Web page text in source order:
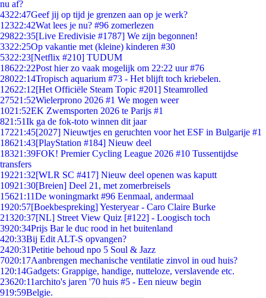
nu af?
4322:47Geef jij op tijd je grenzen aan op je werk?
12322:42Wat lees je nu? #96 zomerlezen
29822:35[Live Eredivisie #1787] We zijn begonnen!
3322:25Op vakantie met (kleine) kinderen #30
5322:23[Netflix #210] TUDUM
18622:22Post hier zo vaak mogelijk om 22:22 uur #76
28022:14Tropisch aquarium #73 - Het blijft toch kriebelen.
12622:12[Het Officiële Steam Topic #201] Steamrolled
27521:52Wielerprono 2026 #1 We mogen weer
1021:52EK Zwemsporten 2026 te Parijs #1
821:51Ik ga de fok-toto winnen dit jaar
17221:45[2027] Nieuwtjes en geruchten voor het ESF in Bulgarije #1
18621:43[PlayStation #184] Nieuw deel
18321:39FOK! Premier Cycling League 2026 #10 Tussentijdse
transfers
19221:32[WLR SC #417] Nieuw deel openen was kaputt
10921:30[Breien] Deel 21, met zomerbreisels
15621:11De woningmarkt #96 Eenmaal, andermaal
1920:57[Boekbespreking] Yesteryear - Caro Claire Burke
21320:37[NL] Street View Quiz [#122] - Loogisch toch
3920:34Prijs Bar le duc rood in het buitenland
420:33Bij Edit ALT-S opvangen?
2420:31Petitie behoud npo 5 Soul & Jazz
7020:17Aanbrengen mechanische ventilatie zinvol in oud huis?
1 20:14Gadgets: Grappige, handige, nutteloze, verslavende etc.
23620:11archito's jaren '70 huis #5 - Een nieuw begin
919:59Belgie.